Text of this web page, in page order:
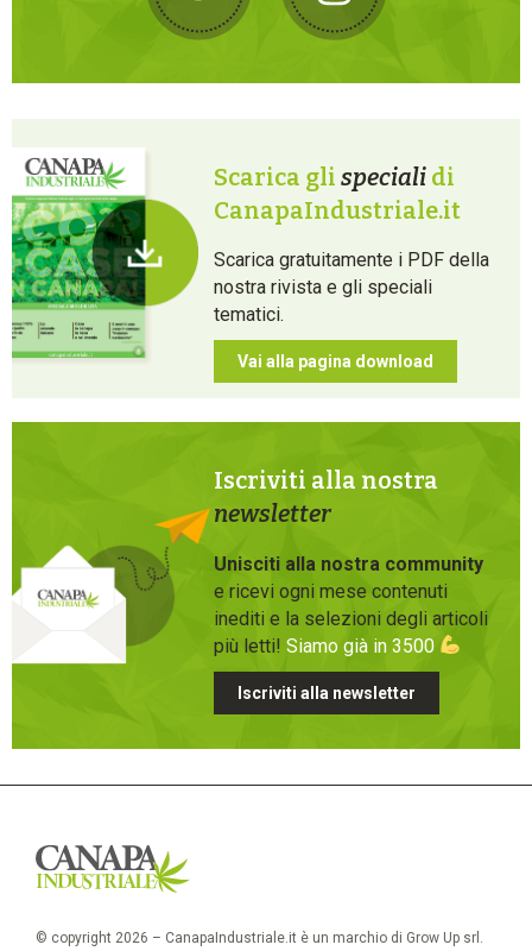
Scarica gli speciali di
CanapaIndustriale.it
Scarica gratuitamente i PDF della
nostra rivista e gli speciali
tematici.
Vai alla pagina download
Iscriviti alla nostra
newsletter
Unisciti alla nostra community
e ricevi ogni mese contenuti
inediti e la selezioni degli articoli
più letti! Siamo già in 3500
Iscriviti alla newsletter
© copyright 2026 – CanapaIndustriale.it è un marchio di Grow Up srl.